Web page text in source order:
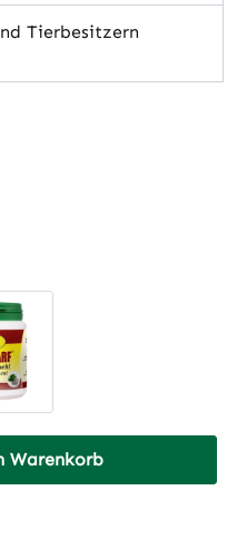
Tierbesitzern
Wert
Warenkorb